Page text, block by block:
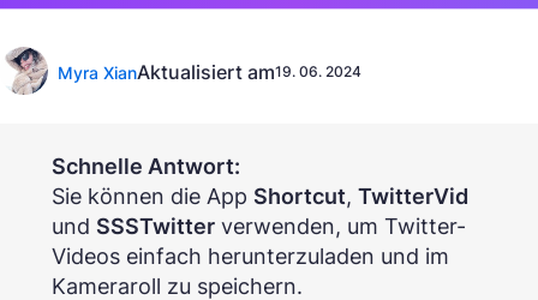
Myra XianAktualisiert am19. 06. 2024
Schnelle Antwort:
Sie können die App Shortcut, TwitterVid
und SSSTwitterverwenden, um Twitter-
Videos einfach herunterzuladen und im
Kameraroll zu speichern.